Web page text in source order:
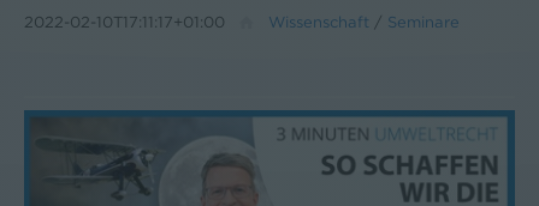
2022-02-10T17:11:17+01:00 Wissenschaft / Seminare